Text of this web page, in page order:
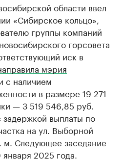
области ввел
«Сибирское кольцо»,
группы компаний
горсовета
иск в
мэрия
с наличием
в размере 19 271
— 3 519 546,85 руб.
задержкой выплаты по
на ул. Выборной
м. Следующее заседание
2025 года.